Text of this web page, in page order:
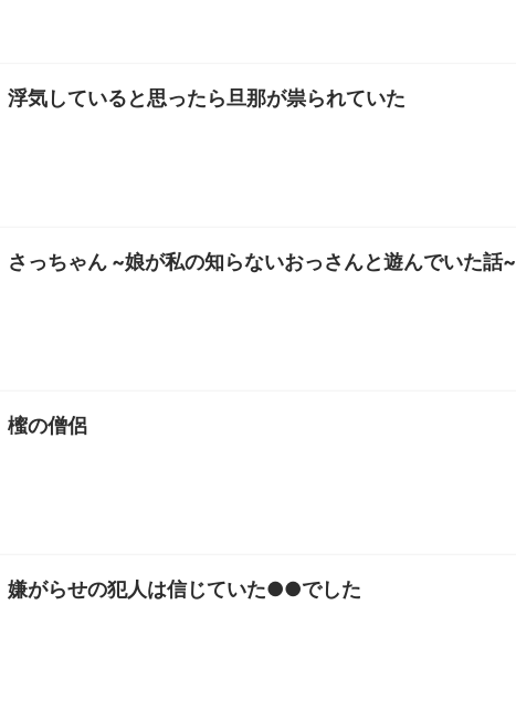
浮気していると思ったら旦那が祟られていた
さっちゃん ~娘が私の知らないおっさんと遊んでいた話~
櫁の僧侶
嫌がらせの犯人は信じていた●●でした